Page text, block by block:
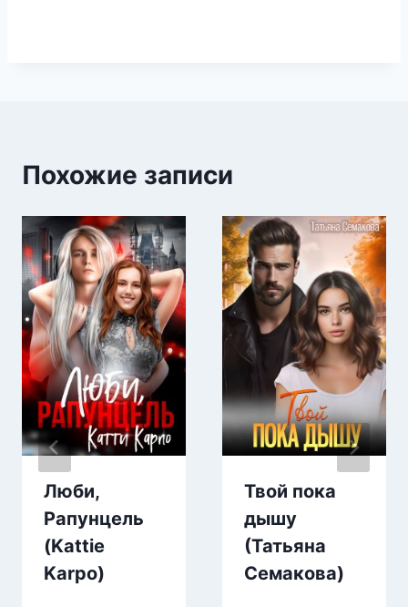
Похожие записи
Люби,
Рапунцель
(Kattie
Karpo)
Твой пока
дышу
(Татьяна
Семакова)